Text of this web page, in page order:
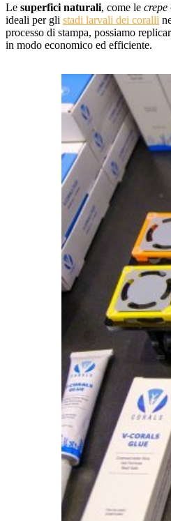
Le superfici naturali, come le crepe
ideali per gli stadi larvali dei coralli
processo di stampa, possiamo
in modo economico ed efficiente.